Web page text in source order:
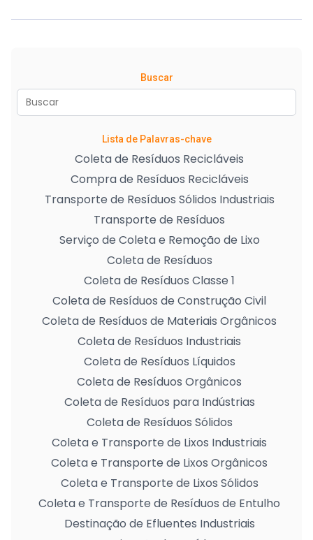
Buscar
Lista de Palavras-chave
Coleta de Resíduos Recicláveis
Compra de Resíduos Recicláveis
Transporte de Resíduos Sólidos Industriais
Transporte de Resíduos
Serviço de Coleta e Remoção de Lixo
Coleta de Resíduos
Coleta de Resíduos Classe 1
Coleta de Resíduos de Construção Civil
Coleta de Resíduos de Materiais Orgânicos
Coleta de Resíduos Industriais
Coleta de Resíduos Líquidos
Coleta de Resíduos Orgânicos
Coleta de Resíduos para Indústrias
Coleta de Resíduos Sólidos
Coleta e Transporte de Lixos Industriais
Coleta e Transporte de Lixos Orgânicos
Coleta e Transporte de Lixos Sólidos
Coleta e Transporte de Resíduos de Entulho
Destinação de Efluentes Industriais